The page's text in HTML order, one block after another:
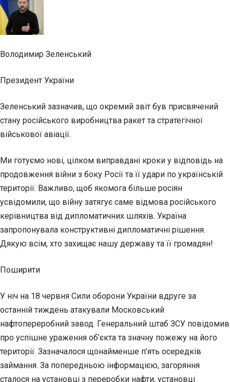
Володимир Зеленський
Президент України
Зеленський зазначив, що окремий звіт був присвячений
стану російського виробництва ракет та стратегічної
військової авіації.
Ми готуємо нові, цілком виправдані кроки у відповідь на
продовження війни з боку Росії та її удари по українській
території. Важливо, щоб якомога більше росіян
усвідомили, що війну затягує саме відмова російського
керівництва від дипломатичних шляхів. Україна
запропонувала конструктивні дипломатичні рішення.
Дякую всім, хто захищає нашу державу та її громадян!
Поширити
У ніч на 18 червня Сили оборони України вдруге за
останній тиждень атакували Московський
нафтопереробний завод. Генеральний штаб ЗСУ повідомив
про успішне ураження об’єкта та значну пожежу на його
території. Зазначалося щонайменше п’ять осередків
займання. За попередньою інформацією, загоряння
сталося на установці з переробки нафти, установці